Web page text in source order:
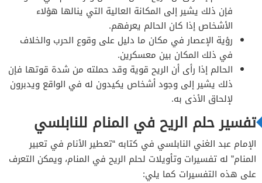
فإن ذلك يشير إلى المكانة العالية التي ينالها هؤلاء
الأشخاص إذا كان الحالم يعرفهم.
رؤية الإعصار في مكان ما دليل على وقوع الحرب والخلاف
في ذلك المكان بين معسكرين.
الحالم إذا رأى أن الريح قوية وقد حملته من شدة قوتها فإن
ذلك يشير إلى وجود أشخاص يكيدون له في الواقع ويدبرون
لإلحاق الأذى به.
تفسير حلم الريح في المنام للنابلسي
الإمام عبد الغني النابلسي في كتابه “تعطير الأنام في تعبير
المنام” له تفسيرات وتأويلات لحلم الريح في المنام، ويمكن التعرف
على هذه التفسيرات كما يلي: